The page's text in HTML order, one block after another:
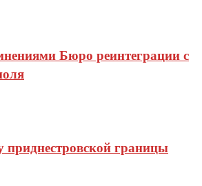
Бюро реинтеграции с
приднестровской границы